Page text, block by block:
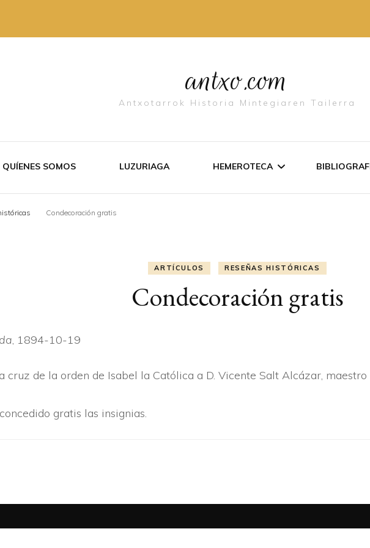
antxo.com
Antxotarrok Historia Mintegiaren Tailerra
QUÍENES SOMOS LUZURIAGA HEMEROTECA
ARTÍ­CULOS
Condecoración gratis
ARTÍ­CULOS RESEÑAS HISTÓRICAS
Condecoración gratis
, 1894-10-19
cruz de la orden de Isabel la Católica a D. Vicente Salt Alcázar,
gratis las insignias.